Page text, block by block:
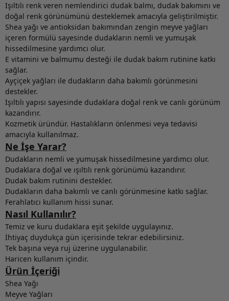
Işıltılı renk veren nemlendirici dudak balmı, dudak bakımını ve
doğal renk görünümünü desteklemek amacıyla geliştirilmiştir.
Shea yağı ve antioksidan bakımından zengin meyve yağları
içeren formülü sayesinde dudakların nemli ve yumuşak
hissedilmesine yardımcı olur.
E vitamini ve balmumu desteği ile dudak bakım rutinine katkı
sağlar.
Ayçiçek yağları ile dudakların daha bakımlı görünmesini
destekler.
Işıltılı yapısı sayesinde dudaklara doğal renk ve canlı görünüm
kazandırır.
Kozmetik üründür. Hastalıkların önlenmesi veya tedavisi
amacıyla kullanılmaz.
Ne İşe Yarar?
Dudakların nemli ve yumuşak hissedilmesine yardımcı olur.
Dudaklara doğal ve ışıltılı renk görünümü kazandırır.
Dudak bakım rutinini destekler.
Dudakların daha bakımlı ve canlı görünmesine katkı sağlar.
Ferahlatıcı kullanım hissi sunar.
Nasıl Kullanılır?
Temiz ve kuru dudaklara eşit şekilde uygulayınız.
İhtiyaç duydukça gün içerisinde tekrar edebilirsiniz.
Tek başına veya ruj üzerine uygulanabilir.
Haricen kullanım içindir.
Ürün İçeriği
Shea Yağı
Meyve Yağları